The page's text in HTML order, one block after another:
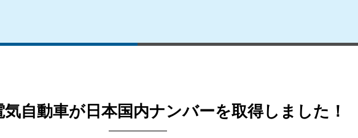
自動車が日本国内ナンバーを取得しました！